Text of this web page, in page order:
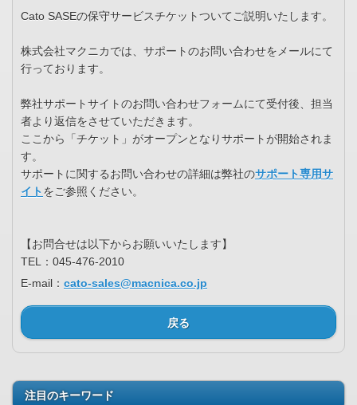
Cato SASEの保守サービスチケットついてご説明いたします。
株式会社マクニカでは、サポートのお問い合わせをメールにて
行っております。
弊社サポートサイトのお問い合わせフォームにて受付後、担当
者より返信をさせていただきます。
ここから「チケット」がオープンとなりサポートが開始されま
す。
サポートに関するお問い合わせの詳細は弊社のサポート専用サ
イトをご参照ください。
【お問合せは以下からお願いいたします】
TEL：045-476-2010
E-mail： cato-sales@macnica.co.jp
戻る
注目のキーワード